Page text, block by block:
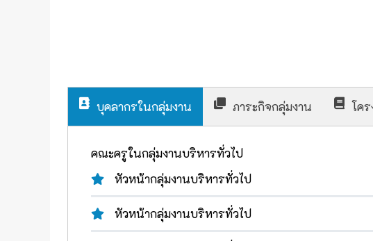
บุคลากรในกลุ่มงาน ภาระกิจกลุ่มงาน โค
คณะครูในกลุ่มงานบริหารทั่วไป
หัวหน้ากลุ่มงานบริหารทั่วไป
หัวหน้ากลุ่มงานบริหารทั่วไป